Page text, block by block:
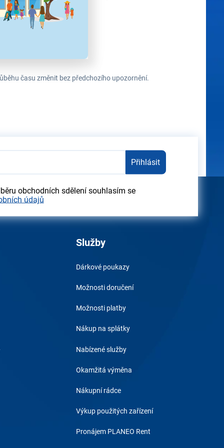
času změnit bez předchozího upozornění.
Přihlásit
obchodních sdělení souhlasím se
údajů
Služby
Dárkové poukazy
Možnosti doručení
Možnosti platby
Nákup na splátky
Nabízené služby
Okamžitá výměna
Nákupní rádce
Výkup použitých zařízení
Pronájem PLANEO Rent